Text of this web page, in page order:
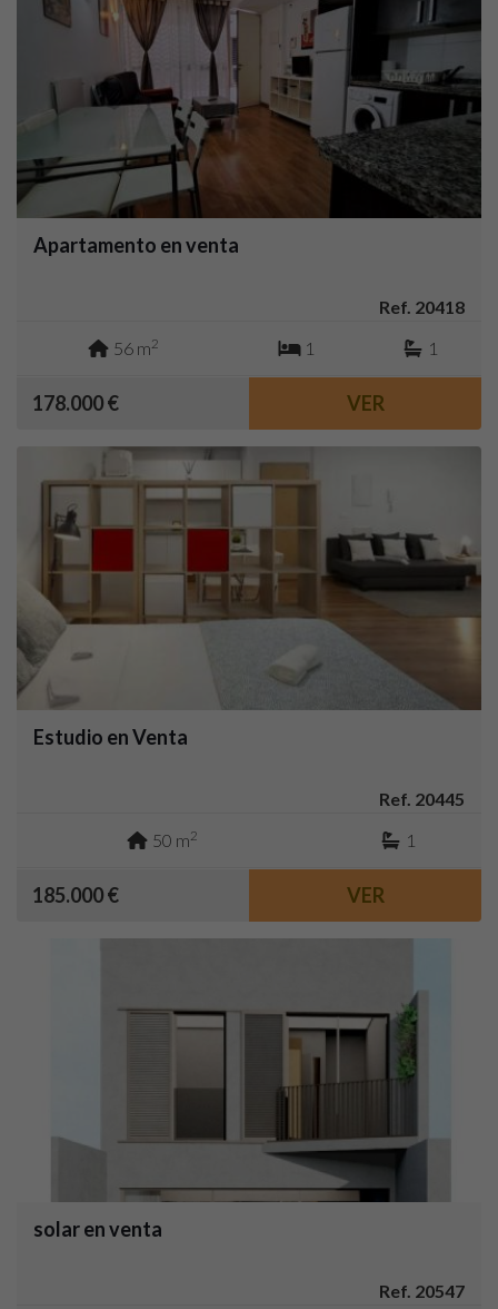
Apartamento en venta
Ref. 20418
56 m2 1 1
178.000 € VER
Estudio en Venta
Ref. 20445
50 m2 1
185.000 € VER
solar en venta
Ref. 20547